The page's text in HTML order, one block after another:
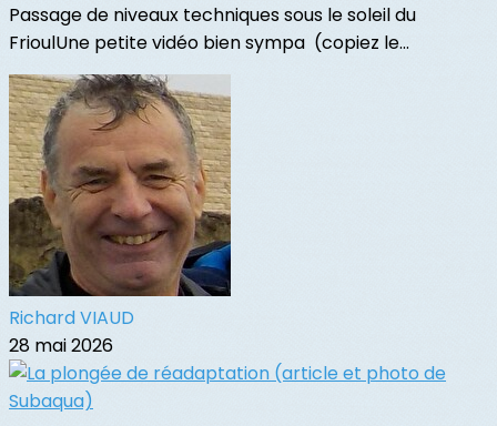
Passage de niveaux techniques sous le soleil du
FrioulUne petite vidéo bien sympa (copiez le...
Richard VIAUD
28 mai 2026